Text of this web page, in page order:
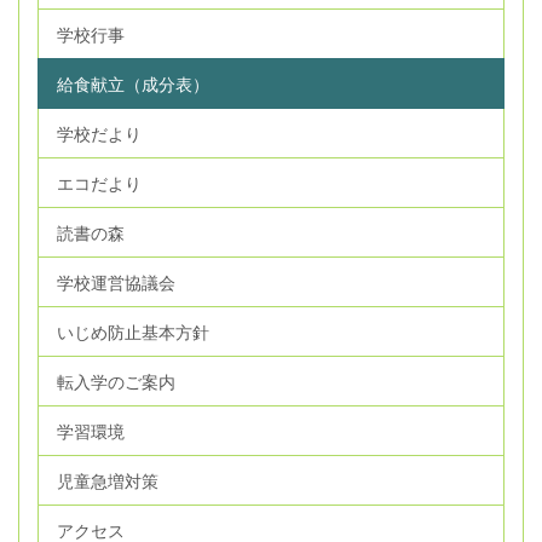
学校行事
給食献立（成分表）
学校だより
エコだより
読書の森
学校運営協議会
いじめ防止基本方針
転入学のご案内
学習環境
児童急増対策
アクセス